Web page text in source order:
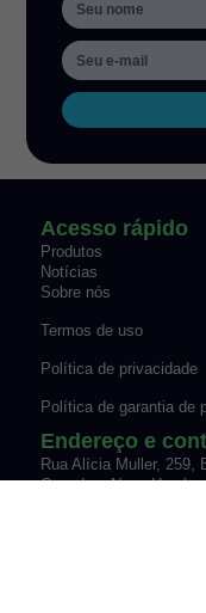
Acesso rápido
Produtos
Notícias
Sobre nós
Termos de uso
Política de privacidade
Política de garantia de
Endereço e
Rua Alícia Muller, 259,
Canudos Novo